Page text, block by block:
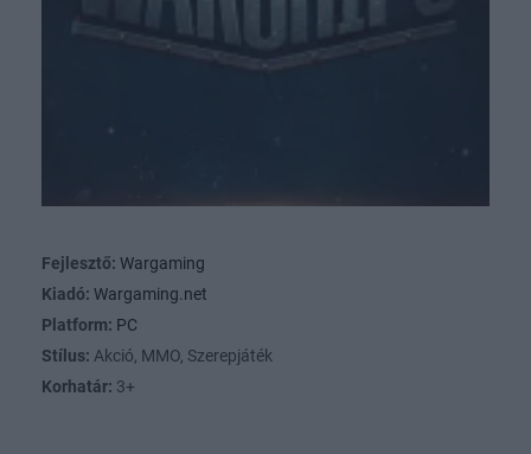
Fejlesztő: Wargaming
Kiadó: Wargaming.net
Platform: PC
Stílus: Akció, MMO, Szerepjáték
Korhatár: 3+